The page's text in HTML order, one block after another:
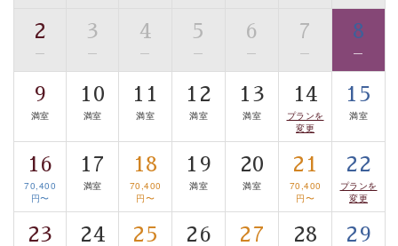
む貸切温泉風呂です。ゆったりといやされるプライベー
トな空間をお愉しみください。
【旅】
■諏訪大社4社を巡る無料参拝バス
豊富な知識を持ったドライバー兼ガイドが諏訪大社をご
案内します。事前ご予約制ですので、ご利用ご希望の方
は【3日前まで】にお電話ください。
※交通規制などにより運行できない日がございます
※年末年始及び御柱祭前後は運行しておりません
2
—
3
—
4
—
5
—
6
—
7
—
8
—
9
満室
10
満室
11
満室
12
満室
13
満室
14
プランを
変更
15
満室
16
70,400
円〜
17
満室
18
70,400
円〜
19
満室
20
満室
21
70,400
円〜
22
プランを
変更
23 24 25 26 27 28 29